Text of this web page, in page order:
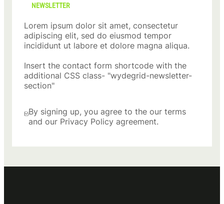
NEWSLETTER
Lorem ipsum dolor sit amet, consectetur
adipiscing elit, sed do eiusmod tempor
incididunt ut labore et dolore magna aliqua.
Insert the contact form shortcode with the
additional CSS class- "wydegrid-newsletter-
section"
By signing up, you agree to the our terms
and our Privacy Policy agreement.